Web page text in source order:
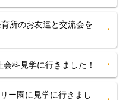
所のお友達と交流会を
科見学に行きました！
ー園に見学に行きまし